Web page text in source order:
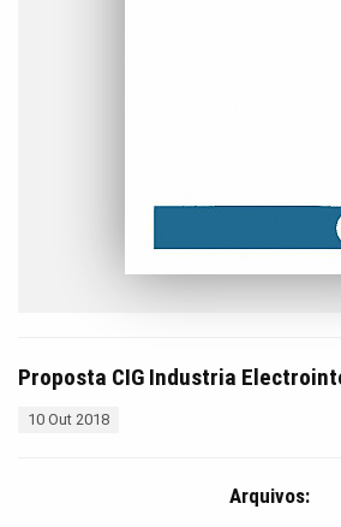
Proposta CIG Industria
10 Out 2018
Arquivos: